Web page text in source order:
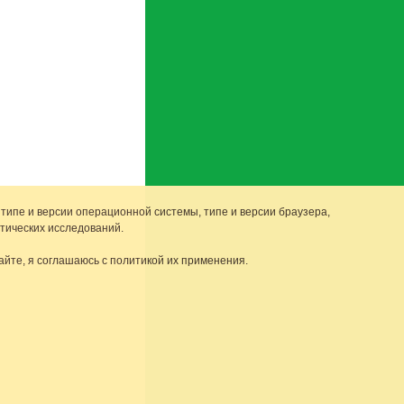
и версии операционной системы, типе и версии браузера,
исследований.
я соглашаюсь с политикой их применения.